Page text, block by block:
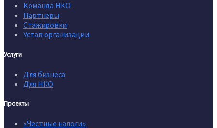
Команда НКО
Партнеры
Стажировки
Устав организации
Услуги
Для бизнеса
Для НКО
Проекты
«Честные налоги»